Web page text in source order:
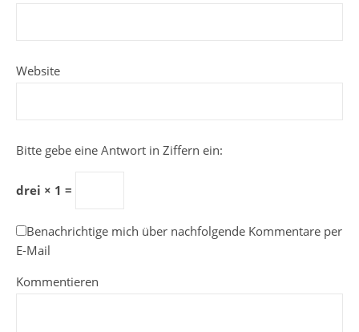
Website
Bitte gebe eine Antwort in Ziffern ein:
drei × 1 =
Benachrichtige mich über nachfolgende Kommentare per
E-Mail
Kommentieren